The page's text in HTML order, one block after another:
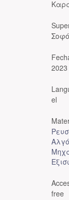
2023
el
free